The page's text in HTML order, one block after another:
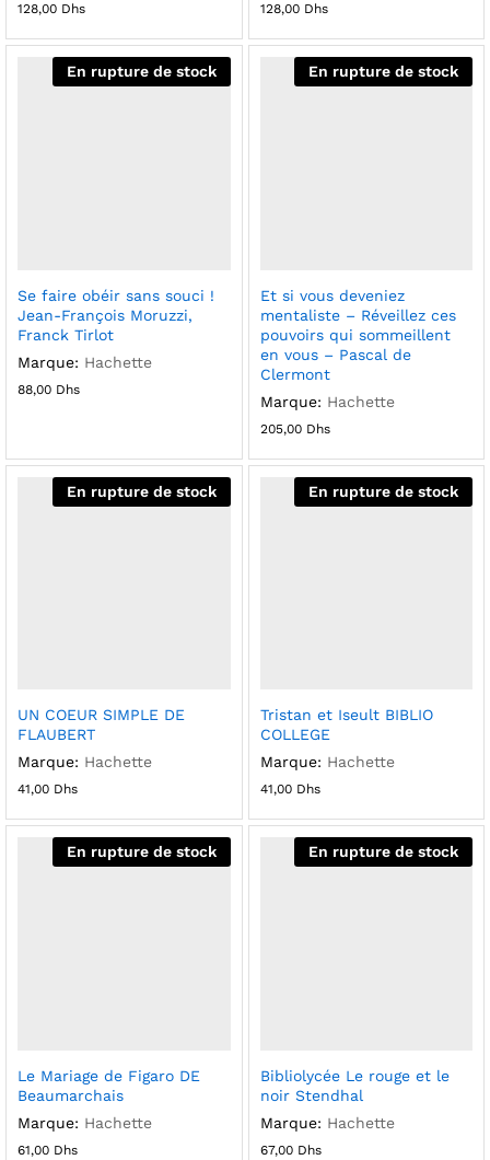
128,00 Dhs 128,00 Dhs
En rupture de stock
Se faire obéir sans souci !
Jean-François Moruzzi,
Franck Tirlot
Marque: Hachette
88,00 Dhs
En rupture de stock
Et si vous deveniez
mentaliste – Réveillez ces
pouvoirs qui sommeillent
en vous – Pascal de
Clermont
Marque: Hachette
205,00 Dhs
En rupture de stock
UN COEUR SIMPLE DE
FLAUBERT
Marque: Hachette
41,00 Dhs
En rupture de stock
Tristan et Iseult BIBLIO
COLLEGE
Marque: Hachette
41,00 Dhs
En rupture de stock
Le Mariage de Figaro DE
Beaumarchais
Marque: Hachette
61,00 Dhs
En rupture de stock
Bibliolycée Le rouge et le
noir Stendhal
Marque: Hachette
67,00 Dhs